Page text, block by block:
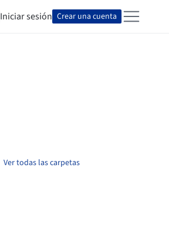
Iniciar sesión Crear una cuenta
Ver todas las carpetas